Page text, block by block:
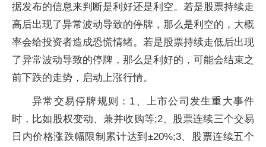
据发布的信息来判断是利好还是利空。若是股票持续走
高后出现了异常波动导致的停牌，那么是利空的，大概
率会给投资者造成恐慌情绪。若是股票持续走低后出现
了异常波动导致的停牌，那么是利好的，可能会结束之
前下跌的走势，启动上涨行情。
异常交易停牌规则：1、上市公司发生重大事件
时，比如股权变动、兼并收购等;2、 股票连续三个交易
日内价格涨跌幅限制累计达到±20%;3、 股票连续五个